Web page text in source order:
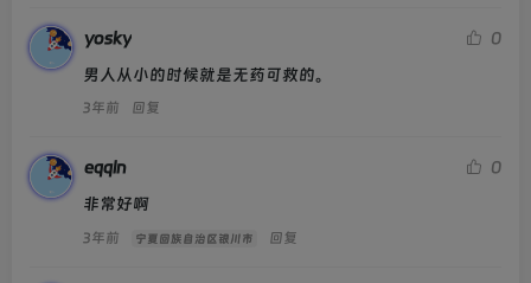
yosky
0
男人从小的时候就是无药可救的。
3年前 回复
eqqln
0
非常好啊
3年前 宁夏回族自治区银川市 回复